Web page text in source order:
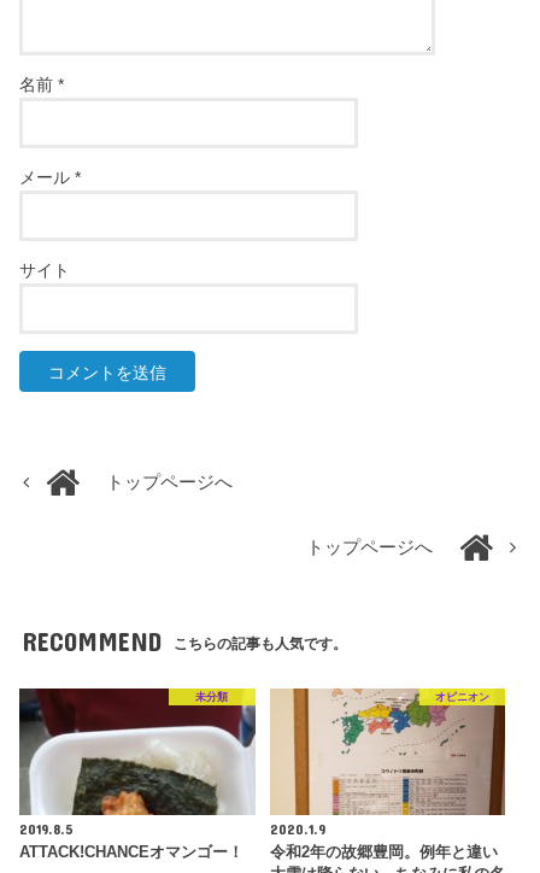
名前*
メール*
サイト
トップページへ
トップページへ
RECOMMEND こちらの記事も人気です。
未分類
2019.8.5
ATTACK!CHANCEオマンゴー！
オピニオン
2020.1.9
令和2年の故郷豊岡。例年と違い